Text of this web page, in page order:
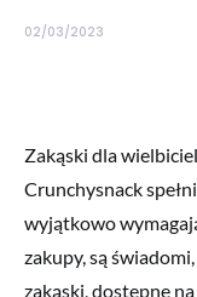
02/03/2023
Zakąski dla
Crunchysnack
wyjątkowo
zakupy, są
zakąski, dostępne